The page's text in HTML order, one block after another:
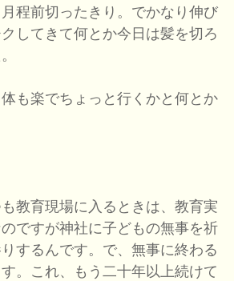
程前切ったきり。でかなり伸び
してきて何とか今日は髪を切ろ
も楽でちょっと行くかと何とか
教育現場に入るときは、教育実
ですが神社に子どもの無事を祈
するんです。で、無事に終わる
。これ、もう二十年以上続けて